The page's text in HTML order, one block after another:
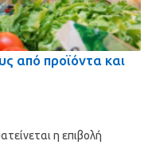
από προϊόντα και
η επιβολή